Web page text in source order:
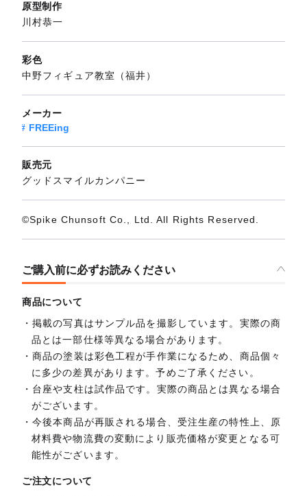
原型制作
川村恭一
彩色
中野フィギュア教室（福井）
メーカー
FREEing
販売元
グッドスマイルカンパニー
©Spike Chunsoft Co., Ltd. All Rights Reserved.
ご購入前に必ずお読みください
商品について
掲載の写真はサンプル品を撮影しています。実際の商
品とは一部仕様等異なる場合があります。
商品の塗装は彩色工程が手作業になるため、商品個々
に多少の差異があります。予めご了承ください。
台座や支柱は試作品です。実際の商品とは異なる場合
がございます。
今後本商品が再販される場合、受注生産の特性上、原
材料費や物流費の変動により販売価格が変更となる可
能性がございます。
ご注文について